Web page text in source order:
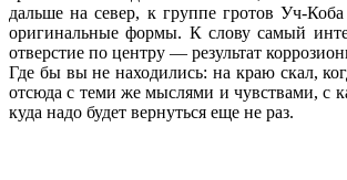
дальше на север, к группе гротов Уч-
оригинальные формы. К слову самый
отверстие по центру — результат
Где бы вы не находились: на краю скал,
отсюда с теми же мыслями и чувствами, с
куда надо будет вернуться еще не раз.